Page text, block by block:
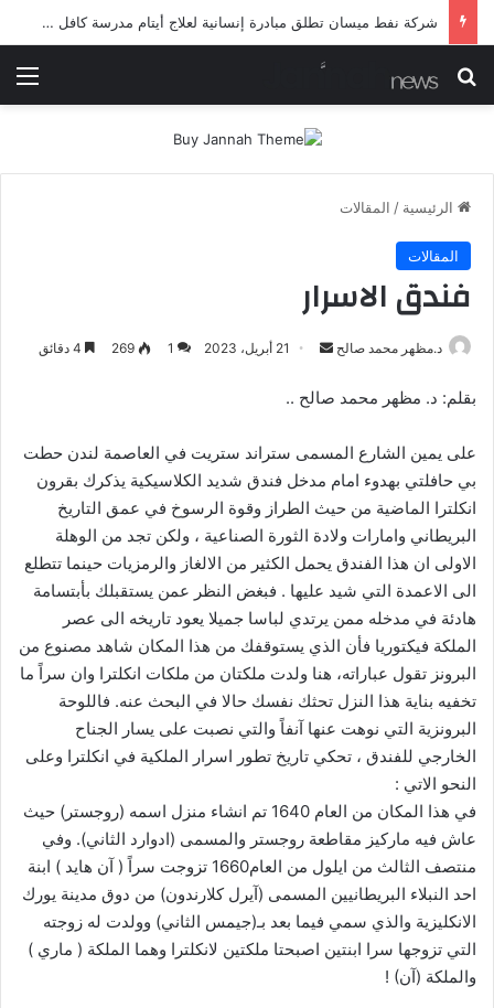
شرطة ميسان تلقي القبض على مطلقي العيارات النارية أثناء تشييع جنائزي في العمارة
بحث عن
الرئيسية / المقالات
المقالات
فندق الاسرار
د.مظهر محمد صالح
أرسل
إلكترونيا
21 أبريل، 2023 1
269
بقلم: د. مظهر محمد صالح ..
على يمين الشارع المسمى ستراند ستريت في العاصمة لندن حطت
بي حافلتي بهدوء امام مدخل فندق شديد الكلاسيكية يذكرك بقرون
انكلترا الماضية من حيث الطراز وقوة الرسوخ في عمق التاريخ
البريطاني وامارات ولادة الثورة الصناعية ، ولكن تجد من الوهلة
الاولى ان هذا الفندق يحمل الكثير من الالغاز والرمزيات حينما تتطلع
الى الاعمدة التي شيد عليها . فبغض النظر عمن يستقبلك بأبتسامة
هادئة في مدخله ممن يرتدي لباسا جميلا يعود تاريخه الى عصر
الملكة فيكتوريا فأن الذي يستوقفك من هذا المكان شاهد مصنوع من
البرونز تقول عباراته، هنا ولدت ملكتان من ملكات انكلترا وان سراً ما
تخفيه بناية هذا النزل تحثك نفسك حالا في البحث عنه. فاللوحة
البرونزية التي نوهت عنها آنفاً والتي نصبت على يسار الجناح
الخارجي للفندق ، تحكي تاريخ تطور اسرار الملكية في انكلترا وعلى
النحو الاتي :
في هذا المكان من العام 1640 تم انشاء منزل اسمه (روجستر) حيث
عاش فيه ماركيز مقاطعة روجستر والمسمى (ادوارد الثاني). وفي
منتصف الثالث من ايلول من العام1660 تزوجت سراً ( آن هايد ) ابنة
احد النبلاء البريطانيين المسمى (آيرل كلارندون) من دوق مدينة يورك
الانكليزية والذي سمي فيما بعد بـ(جيمس الثاني) وولدت له زوجته
التي تزوجها سرا ابنتين اصبحتا ملكتين لانكلترا وهما الملكة ( ماري )
والملكة (آن) !